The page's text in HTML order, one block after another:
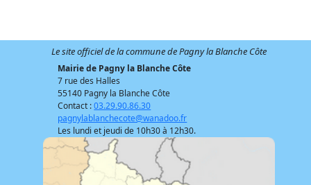
Le site officiel de la commune de Pagny la Blanche Côte
Mairie de Pagny la Blanche Côte
7 rue des Halles
55140 Pagny la Blanche Côte
Contact :03.29.90.86.30
pagnylablanchecote@wanadoo.fr
Les lundi et jeudi de 10h30 à 12h30.